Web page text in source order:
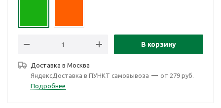
В корзину
Доставка в Москва
ЯндексДоставка в ПУНКТ самовывоза — от 279 руб.
Подробнее